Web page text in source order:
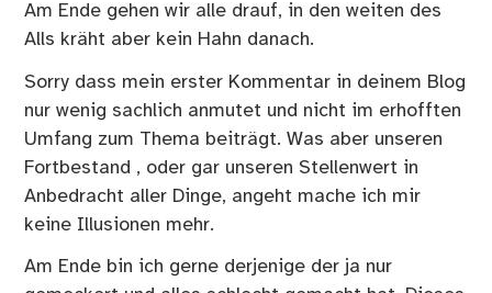
Am Ende gehen wir alle drauf, in den weiten des
Alls kräht aber kein Hahn danach.
Sorry dass mein erster Kommentar in deinem Blog
nur wenig sachlich anmutet und nicht im erhofften
Umfang zum Thema beiträgt. Was aber unseren
Fortbestand , oder gar unseren Stellenwert in
Anbedracht aller Dinge, angeht mache ich mir
keine Illusionen mehr.
Am Ende bin ich gerne derjenige der ja nur